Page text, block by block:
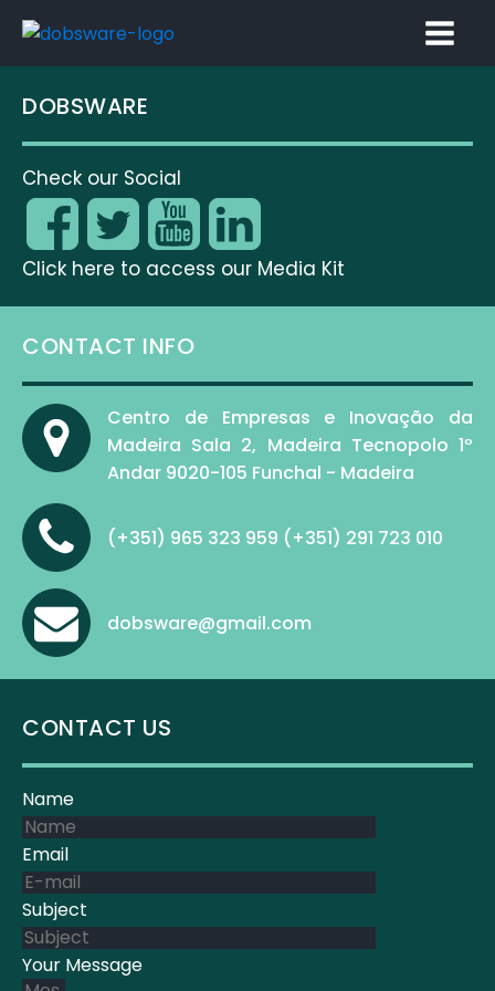
DOBSWARE
Check our Social
Click here to access our Media Kit
CONTACT INFO
Centro de Empresas e Inovação da
Madeira Sala 2, Madeira Tecnopolo 1º
Andar 9020-105 Funchal - Madeira
(+351) 965 323 959 (+351) 291 723 010
dobsware@gmail.com
CONTACT US
Name
Email
Subject
Your Message